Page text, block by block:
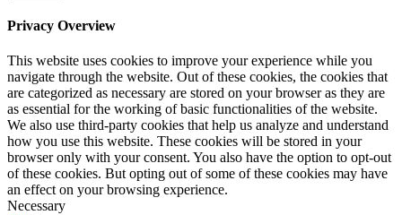
Privacy Overview
This website uses cookies to improve your experience while you
navigate through the website. Out of these cookies, the cookies that
are categorized as necessary are stored on your browser as they are
as essential for the working of basic functionalities of the website.
We also use third-party cookies that help us analyze and understand
how you use this website. These cookies will be stored in your
browser only with your consent. You also have the option to opt-out
of these cookies. But opting out of some of these cookies may have
an effect on your browsing experience.
Necessary